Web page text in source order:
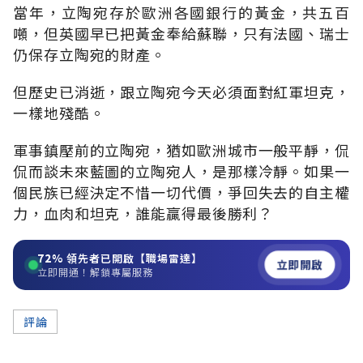
當年，立陶宛存於歐洲各國銀行的黃金，共五百
噸，但英國早已把黃金奉給蘇聯，只有法國、瑞士
仍保存立陶宛的財產。
但歷史已消逝，跟立陶宛今天必須面對紅軍坦克，
一樣地殘酷。
軍事鎮壓前的立陶宛，猶如歐洲城市一般平靜，侃
侃而談未來藍圖的立陶宛人，是那樣冷靜。如果一
個民族已經決定不惜一切代價，爭回失去的自主權
力，血肉和坦克，誰能贏得最後勝利？
72% 領先者已開啟【職場雷達】
立即開通！解鎖專屬服務 立即開啟
評論